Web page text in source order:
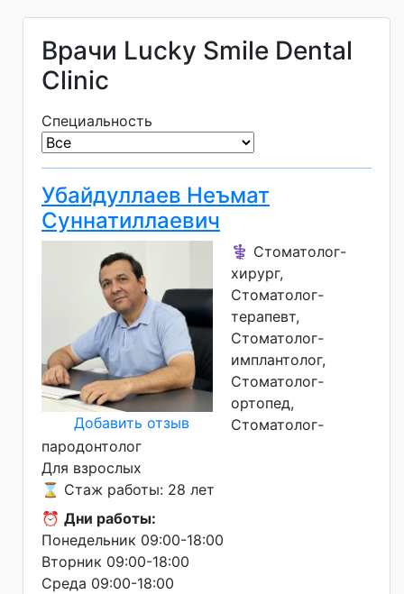
Врачи Lucky Smile Dental
Clinic
Специальность
Убайдуллаев Неъмат
Суннатиллаевич
Добавить отзыв
⚕️ Стоматолог-
хирург,
Стоматолог-
терапевт,
Стоматолог-
имплантолог,
Стоматолог-
ортопед,
Стоматолог-
пародонтолог
Для взрослых
⌛ Стаж работы: 28 лет
⏰ Дни работы:
Понедельник 09:00-18:00
Вторник 09:00-18:00
Среда 09:00-18:00